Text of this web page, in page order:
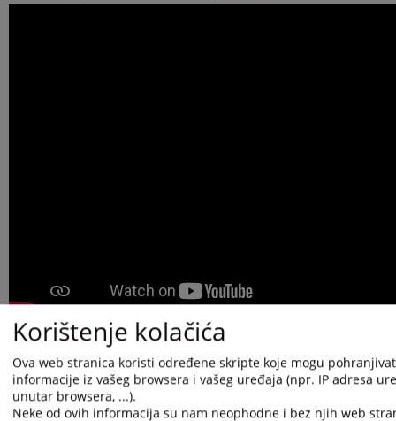
VSTS BiH će i u narednom periodu, kroz aktivnosti koje provodi,
ukazivati na važnost zastupljenosti žena u pravosuđu i svojim
odlukama i dalje doprinositi jačanju uloge žena u pravosuđu
BiH.
Korištenje kolačića
Ova web stranica koristi određene skripte koje mogu
informacije iz vašeg browsera i vašeg uređaja (npr. IP adresa
unutar browsera, ...).
Neke od ovih informacija su nam neophodne i bez njih web